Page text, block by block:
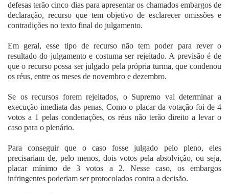
defesas terão cinco dias para apresentar os chamados embargos de
declaração, recurso que tem objetivo de esclarecer omissões e
contradições no texto final do julgamento.
Em geral, esse tipo de recurso não tem poder para rever o
resultado do julgamento e costuma ser rejeitado. A previsão é de
que o recurso possa ser julgado pela própria turma, que condenou
os réus, entre os meses de novembro e dezembro.
Se os recursos forem rejeitados, o Supremo vai determinar a
execução imediata das penas. Como o placar da votação foi de 4
votos a 1 pelas condenações, os réus não terão direito a levar o
caso para o plenário.
Para conseguir que o caso fosse julgado pelo pleno, eles
precisariam de, pelo menos, dois votos pela absolvição, ou seja,
placar mínimo de 3 votos a 2. Nesse caso, os embargos
infringentes poderiam ser protocolados contra a decisão.